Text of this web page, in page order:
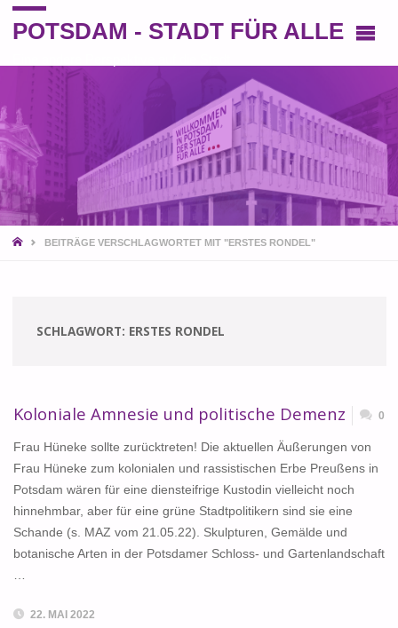
POTSDAM - STADT FÜR ALLE
STARTBEITRÄGE VERSCHLAGWORTET MIT "ERSTES RONDEL"
SCHLAGWORT: ERSTES RONDEL
Koloniale Amnesie und politische Demenz 0
Frau Hüneke sollte zurücktreten! Die aktuellen Äußerungen von
Frau Hüneke zum kolonialen und rassistischen Erbe Preußens in
Potsdam wären für eine diensteifrige Kustodin vielleicht noch
hinnehmbar, aber für eine grüne Stadtpolitikern sind sie eine
Schande (s. MAZ vom 21.05.22). Skulpturen, Gemälde und
botanische Arten in der Potsdamer Schloss- und Gartenlandschaft
…
22. MAI 2022